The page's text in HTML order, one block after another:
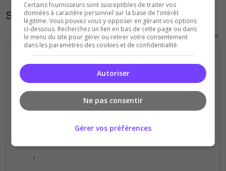
Statistiques horaires
1
3
5
Certains fournisseurs sont susceptibles de traiter vos
données à caractère personnel sur la base de l'intérêt
légitime. Vous pouvez vous y opposer en gérant vos options
ci-dessous. Recherchez un lien en bas de cette page ou dans
le menu du site pour gérer ou retirer votre consentement
dans les paramètres des cookies et de confidentialité.
Autoriser
Ne pas consentir
Gérer vos préférences